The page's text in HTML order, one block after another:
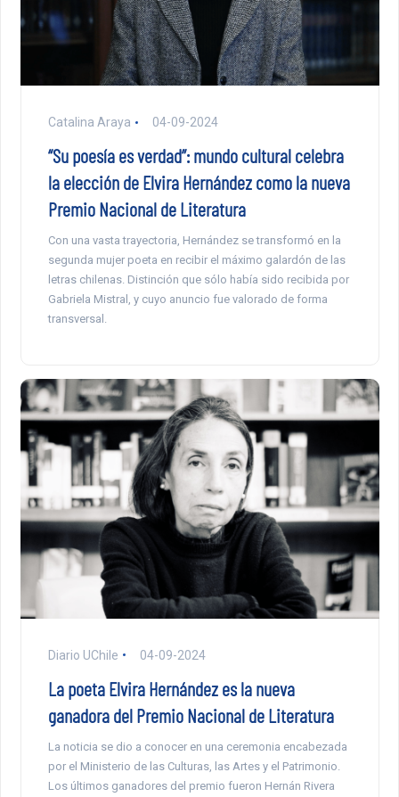
Catalina Araya 04-09-2024
“Su poesía es verdad”: mundo cultural celebra
la elección de Elvira Hernández como la nueva
Premio Nacional de Literatura
Con una vasta trayectoria, Hernández se transformó en la
segunda mujer poeta en recibir el máximo galardón de las
letras chilenas. Distinción que sólo había sido recibida por
Gabriela Mistral, y cuyo anuncio fue valorado de forma
transversal.
Diario UChile 04-09-2024
La poeta Elvira Hernández es la nueva
ganadora del Premio Nacional de Literatura
La noticia se dio a conocer en una ceremonia encabezada
por el Ministerio de las Culturas, las Artes y el Patrimonio.
Los últimos ganadores del premio fueron Hernán Rivera